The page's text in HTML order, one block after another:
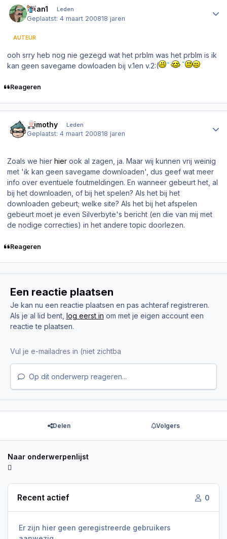
brian1 Leden
Geplaatst:4 maart 200818 jaren
AUTEUR
ooh srry heb nog nie gezegd wat het prblm was het prblm is ik
kan geen savegame dowloaden bij v.1en v.2:(
Reageren
.Timothy Leden
Geplaatst:4 maart 200818 jaren
Zoals we hier hier ook al zagen, ja. Maar wij kunnen vrij weinig
met 'ik kan geen savegame downloaden', dus geef wat meer
info over eventuele foutmeldingen. En wanneer gebeurt het, al
bij het downloaden, of bij het spelen? Als het bij het
downloaden gebeurt; welke site? Als het bij het afspelen
gebeurt moet je even Silverbyte's bericht (en die van mij met
de nodige correcties) in het andere topic doorlezen.
Reageren
Een reactie plaatsen
Je kan nu een reactie plaatsen en pas achteraf registreren.
Als je al lid bent, log eerst in om met je eigen account een
reactie te plaatsen.
Op dit onderwerp reageren...
Delen Volgers
Naar onderwerpenlijst
Recent actief 0
Er zijn hier geen geregistreerde gebruikers